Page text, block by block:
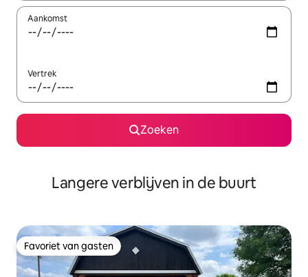
Aankomst
Vertrek
Zoeken
Langere verblijven in de buurt
Favoriet van gasten
Favoriet van gasten